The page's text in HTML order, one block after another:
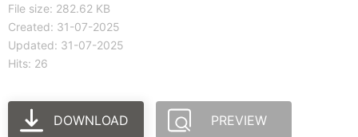
File size: 282.62 KB
Created: 31-07-2025
Updated: 31-07-2025
Hits: 26
DOWNLOAD PREVIEW